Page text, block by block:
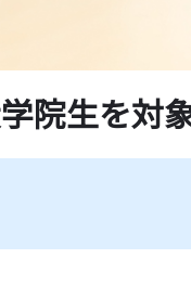
院生を